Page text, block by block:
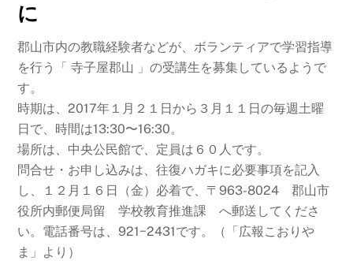
に
郡山市内の教職経験者などが、ボランティアで学習指導
を行う「 寺子屋郡山 」の受講生を募集しているようで
す。
時期は、2017年１月２１日から３月１１日の毎週土曜
日で、時間は13:30〜16:30。
場所は、中央公民館で、定員は６０人です。
問合せ・お申し込みは、往復ハガキに必要事項を記入
し、１２月１６日（金）必着で、〒963-8024 郡山市
役所内郵便局留 学校教育推進課 へ郵送してくださ
い。電話番号は、921−2431です。（「広報こおりや
ま」より）